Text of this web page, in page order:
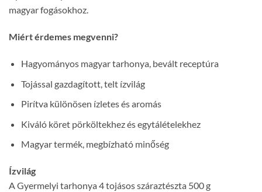
magyar fogásokhoz.
Miért érdemes megvenni?
Hagyományos magyar tarhonya, bevált receptúra
Tojással gazdagított, telt ízvilág
Pirítva különösen ízletes és aromás
Kiváló köret pörköltekhez és egytálételekhez
Magyar termék, megbízható minőség
Ízvilág
A Gyermelyi tarhonya 4 tojásos száraztészta 500 g